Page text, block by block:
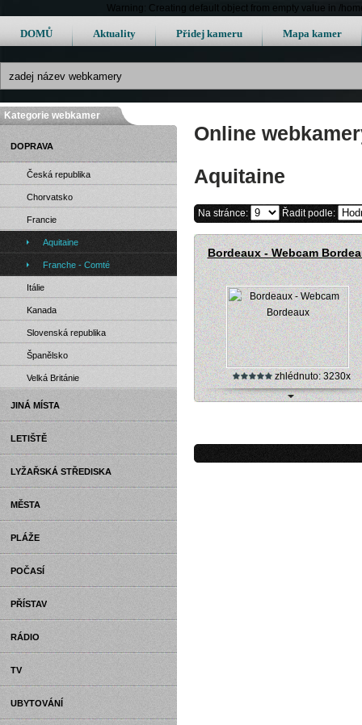
Warning: Creating default object from empty value in /
DOMŮ Aktuality Přidej kameru Mapa kamer
Online
Aquitaine
Na stránce: Řadit podle:
Bordeaux - Webcam
zhlédnuto: 3230x
Kategorie webkamer
DOPRAVA
Česká republika
Chorvatsko
Francie
Aquitaine
Franche - Comté
Itálie
Kanada
Slovenská republika
Španělsko
Velká Británie
JINÁ MÍSTA
LETIŠTĚ
LYŽAŘSKÁ STŘEDISKA
MĚSTA
PLÁŽE
POČASÍ
PŘÍSTAV
RÁDIO
TV
UBYTOVÁNÍ